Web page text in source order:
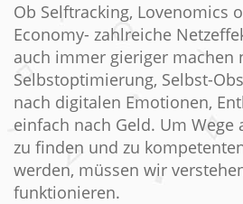
Ob Selftracking, Lovenomics
Economy- zahlreiche
auch immer gieriger machen
Selbstoptimierung, Selbst-
nach digitalen Emotionen,
einfach nach Geld. Um Wege
zu finden und zu
werden, müssen wir
funktionieren.